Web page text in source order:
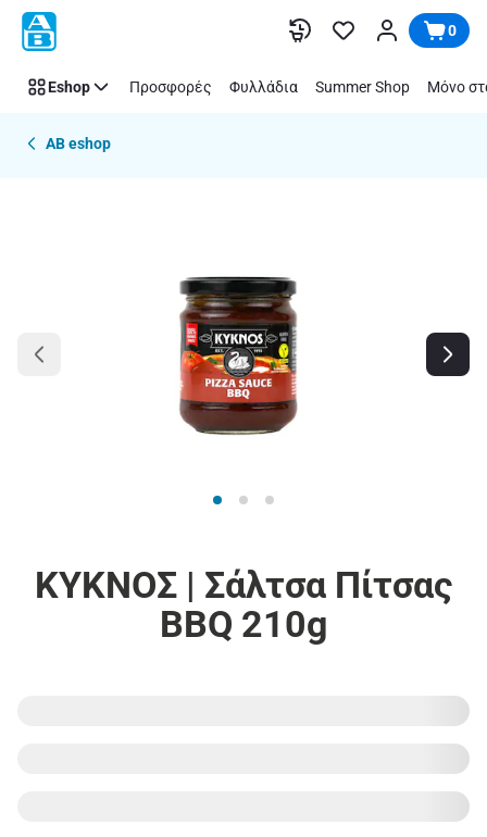
Παράλειψη 0
Eshop Προσφορές Φυλλάδια Summer Shop Μόνο
AB eshop
ΚΥΚΝΟΣ | Σάλτσα Πίτσας
BBQ 210g